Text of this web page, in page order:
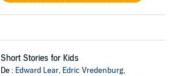
Short Stories for Kids
De : Edward Lear, Edric Vredenburg,